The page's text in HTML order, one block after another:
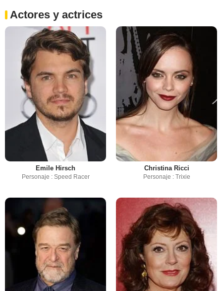
Actores y actrices
Emile Hirsch
Personaje : Speed Racer
Christina Ricci
Personaje : Trixie